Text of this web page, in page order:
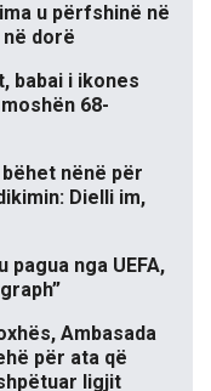
u përfshinë në
dorë
babai i ikones
68-
nënë për
Dielli im,
pagua nga UEFA,
Ambasada
për ata që
ligjit